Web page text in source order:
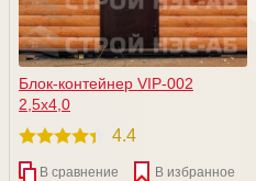
Блок-контейнер VIP-002
2,5х4,0
4.4
В сравнение В избранное